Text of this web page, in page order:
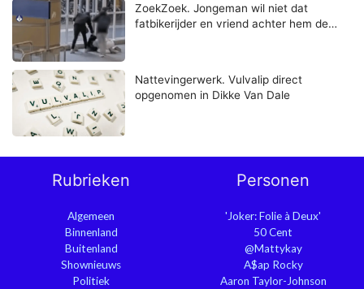
ZoekZoek. Jongeman wil niet dat
fatbikerijder en vriend achter hem de…
Nattevingerwerk. Vulvalip direct
opgenomen in Dikke Van Dale
Rubrieken
Algemeen
Binnenland
Buitenland
Shownieuws
Politiek
Personen
'Joker: Folie à Deux'
50 Cent
@Mattykay
A$ap Rocky
Aaron Taylor-Johnson